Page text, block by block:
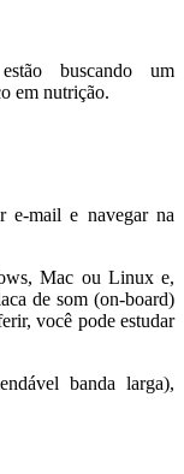
buscando um
em nutrição.
e-mail e navegar na
Mac ou Linux e,
de som (on-board)
você pode estudar
banda larga),